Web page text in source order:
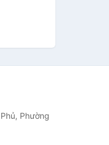
Phường